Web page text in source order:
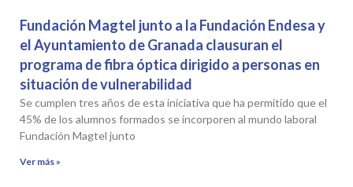
Fundación Magtel junto a la Fundación Endesa y
el Ayuntamiento de Granada clausuran el
programa de fibra óptica dirigido a personas en
situación de vulnerabilidad
Se cumplen tres años de esta iniciativa que ha permitido que el
45% de los alumnos formados se incorporen al mundo laboral
Fundación Magtel junto
Ver más »